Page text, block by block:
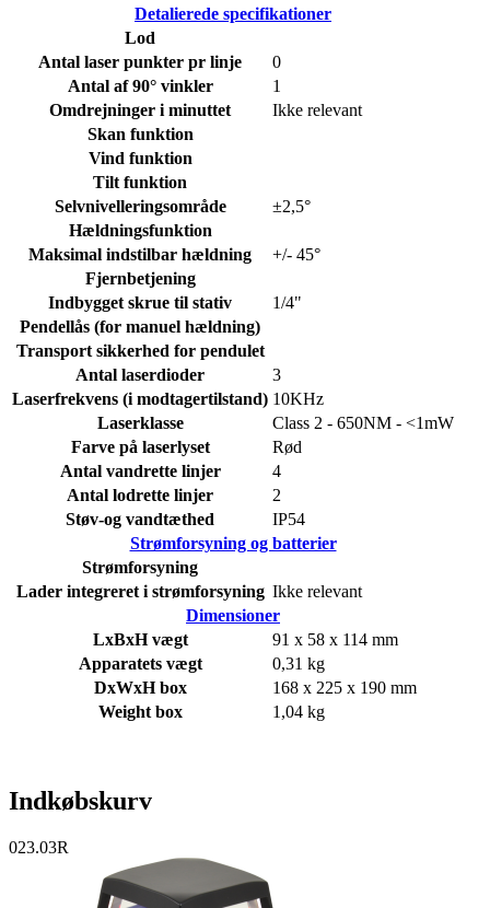
Detalierede specifikationer
Lod
Antal laser punkter pr linje
0
Antal af 90° vinkler
1
Omdrejninger i minuttet
Ikke relevant
Skan funktion
Vind funktion
Tilt funktion
Selvnivelleringsområde
±2,5°
Hældningsfunktion
Maksimal indstilbar hældning
+/- 45°
Fjernbetjening
Indbygget skrue til stativ
1/4"
Pendellås (for manuel hældning)
Transport sikkerhed for pendulet
Antal laserdioder
3
Laserfrekvens (i modtagertilstand) 10KHz
Laserklasse
Class 2 - 650NM - <1mW
Farve på laserlyset
Rød
Antal vandrette linjer
4
Antal lodrette linjer
2
Støv-og vandtæthed
IP54
Strømforsyning og batterier
Strømforsyning
Lader integreret i strømforsyning Ikke relevant
Dimensioner
LxBxH vægt
91 x 58 x 114 mm
Apparatets vægt
0,31 kg
DxWxH box
168 x 225 x 190 mm
Weight box
1,04 kg
Indkøbskurv
023.03R